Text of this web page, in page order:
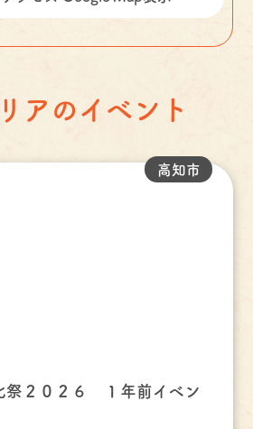
アのイベント
祭２０２６ １年前イベン
高知市